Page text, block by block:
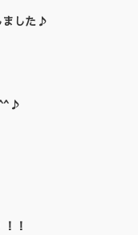
ました♪
！